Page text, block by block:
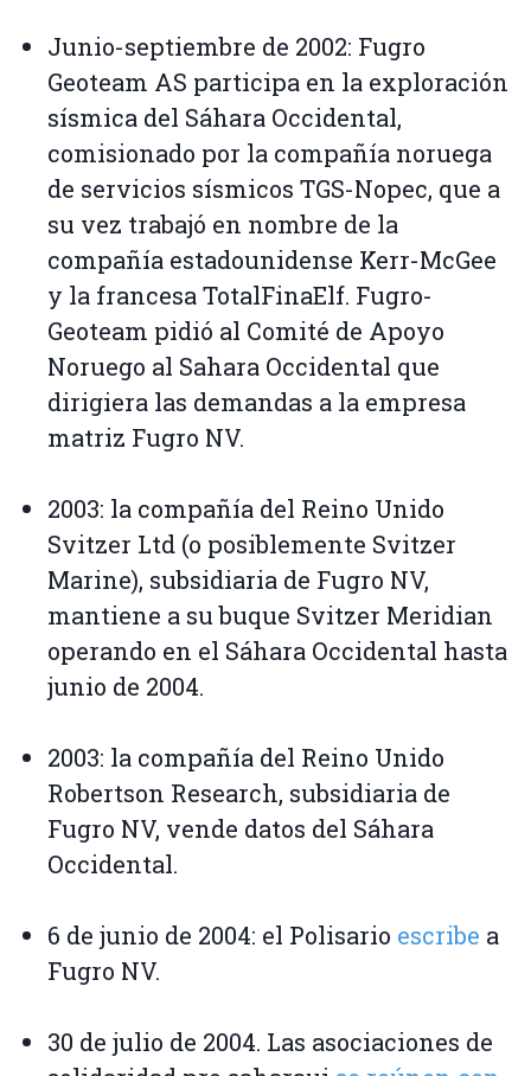
Junio-septiembre de 2002: Fugro
Geoteam AS participa en la exploración
sísmica del Sáhara Occidental,
comisionado por la compañía noruega
de servicios sísmicos TGS-Nopec, que a
su vez trabajó en nombre de la
compañía estadounidense Kerr-McGee
y la francesa TotalFinaElf. Fugro-
Geoteam pidió al Comité de Apoyo
Noruego al Sahara Occidental que
dirigiera las demandas a la empresa
matriz Fugro NV.
2003: la compañía del Reino Unido
Svitzer Ltd (o posiblemente Svitzer
Marine), subsidiaria de Fugro NV,
mantiene a su buque Svitzer Meridian
operando en el Sáhara Occidental hasta
junio de 2004.
2003: la compañía del Reino Unido
Robertson Research, subsidiaria de
Fugro NV, vende datos del Sáhara
Occidental.
6 de junio de 2004: el Polisario escribe a
Fugro NV.
30 de julio de 2004. Las asociaciones de